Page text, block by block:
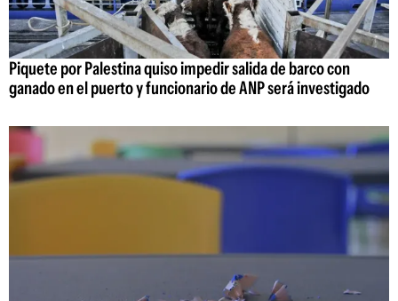
Piquete por Palestina quiso impedir salida de barco con
ganado en el puerto y funcionario de ANP será investigado